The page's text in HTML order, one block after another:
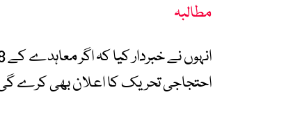
مطالبہ
احتجاجی تحریک کا اعلان بھی کرے